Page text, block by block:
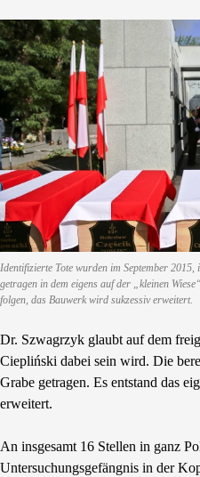
Identifizierte Tote wurden im September 2015,
getragen in dem eigens auf der „kleinen
folgen, das Bauwerk wird sukzessiv erweitert.
Dr. Szwagrzyk glaubt auf dem
Ciepliński dabei sein wird. Die
Grabe getragen. Es entstand das
erweitert.
An insgesamt 16 Stellen in ganz
Untersuchungsgefängnis in der